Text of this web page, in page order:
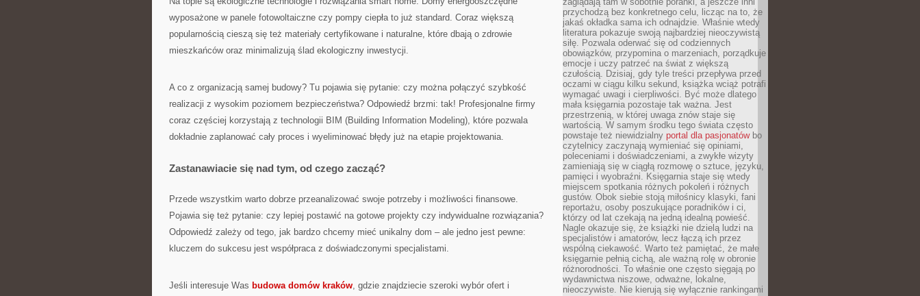
wyposażone w panele fotowoltaiczne czy pompy ciepła to już standard. Coraz większą
popularnością cieszą się też materiały certyfikowane i naturalne, które dbają o zdrowie
mieszkańców oraz minimalizują ślad ekologiczny inwestycji.
A co z organizacją samej budowy? Tu pojawia się pytanie: czy można połączyć szybkość
realizacji z wysokim poziomem bezpieczeństwa? Odpowiedź brzmi: tak! Profesjonalne firmy
coraz częściej korzystają z technologii BIM (Building Information Modeling), które pozwala
dokładnie zaplanować cały proces i wyeliminować błędy już na etapie projektowania.
Zastanawiacie się nad tym, od czego zacząć?
Przede wszystkim warto dobrze przeanalizować swoje potrzeby i możliwości finansowe.
Pojawia się też pytanie: czy lepiej postawić na gotowe projekty czy indywidualne rozwiązania?
Odpowiedź zależy od tego, jak bardzo chcemy mieć unikalny dom – ale jedno jest pewne:
kluczem do sukcesu jest współpraca z doświadczonymi specjalistami.
Jeśli interesuje Was budowa domów kraków, gdzie znajdziecie szeroki wybór ofert i
przychodzą bez konkretnego celu, licząc na to, że
jakaś okładka sama ich odnajdzie. Właśnie wtedy
literatura pokazuje swoją najbardziej nieoczywistą
siłę. Pozwala oderwać się od codziennych
obowiązków, przypomina o marzeniach, porządkuje
emocje i uczy patrzeć na świat z większą
czułością. Dzisiaj, gdy tyle treści przepływa przed
oczami w ciągu kilku sekund, książka wciąż potrafi
wymagać uwagi i cierpliwości. Być może dlatego
mała księgarnia pozostaje tak ważna. Jest
przestrzenią, w której uwaga znów staje się
wartością. W samym środku tego świata często
powstaje też niewidzialny portal dla pasjonatówbo
czytelnicy zaczynają wymieniać się opiniami,
poleceniami i doświadczeniami, a zwykłe wizyty
zamieniają się w ciągłą rozmowę o sztuce, języku,
pamięci i wyobraźni. Księgarnia staje się wtedy
miejscem spotkania różnych pokoleń i różnych
gustów. Obok siebie stoją miłośnicy klasyki, fani
reportażu, osoby poszukujące poradników i ci,
którzy od lat czekają na jedną idealną powieść.
Nagle okazuje się, że książki nie dzielą ludzi na
specjalistów i amatorów, lecz łączą ich przez
wspólną ciekawość. Warto też pamiętać, że małe
księgarnie pełnią cichą, ale ważną rolę w obronie
różnorodności. To właśnie one często sięgają po
wydawnictwa niszowe, odważne, lokalne,
nieoczywiste. Nie kierują się wyłącznie rankingami